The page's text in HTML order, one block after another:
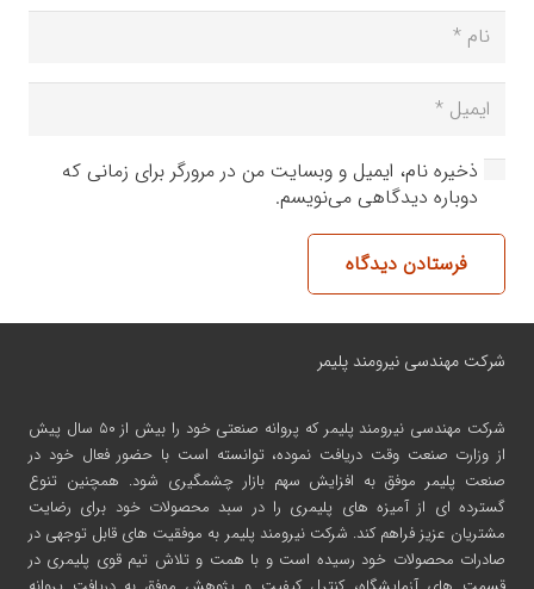
ذخیره نام، ایمیل و وبسایت من در مرورگر برای زمانی که
دوباره دیدگاهی می‌نویسم.
فرستادن دیدگاه
شرکت مهندسی نیرومند پلیمر
شرکت مهندسی نیرومند پلیمر
که پروانه صنعتی خود را بیش از ۵۰ سال پیش
از وزارت صنعت وقت دریافت نموده، توانسته است با حضور فعال خود در
صنعت پلیمر موفق به افزایش سهم بازار چشمگیری شود. همچنین تنوع
گسترده ای از آمیزه های پلیمری را در سبد محصولات خود برای رضایت
مشتریان عزیز فراهم کند. شرکت نیرومند پلیمر به موفقیت های قابل توجهی در
صادرات محصولات خود رسیده است و با همت و تلاش تیم قوی پلیمری در